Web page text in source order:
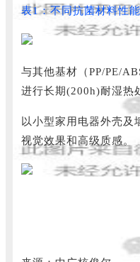
表1：不同抗菌材料性
与其他基材（PP/PE/
进行长期(200h)耐湿热
以小型家用电器外壳及
视觉效果和高级质感。